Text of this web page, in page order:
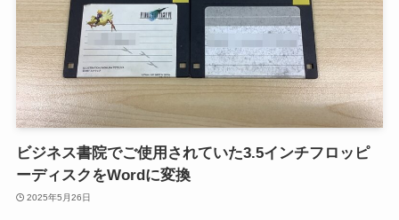
ビジネス書院でご使用されていた3.5インチフロッピ
ーディスクをWordに変換
2025年5月26日